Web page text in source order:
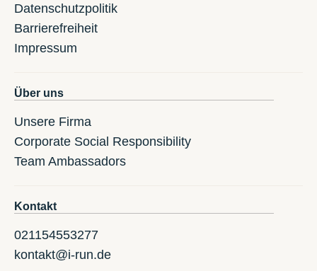
Datenschutzpolitik
Barrierefreiheit
Impressum
Über uns
Unsere Firma
Corporate Social Responsibility
Team Ambassadors
Kontakt
021154553277
kontakt@i-run.de